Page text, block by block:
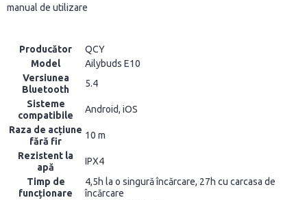
manual de utilizare
Producător
QCY
Model
Ailybuds E10
Versiunea
Bluetooth
5.4
Sisteme
compatibile
Android, iOS
Raza de acțiune
fără fir
10 m
Rezistent la
apă
IPX4
Timp de
funcționare
4,5h la o singură încărcare, 27h cu carcasa de
încărcare